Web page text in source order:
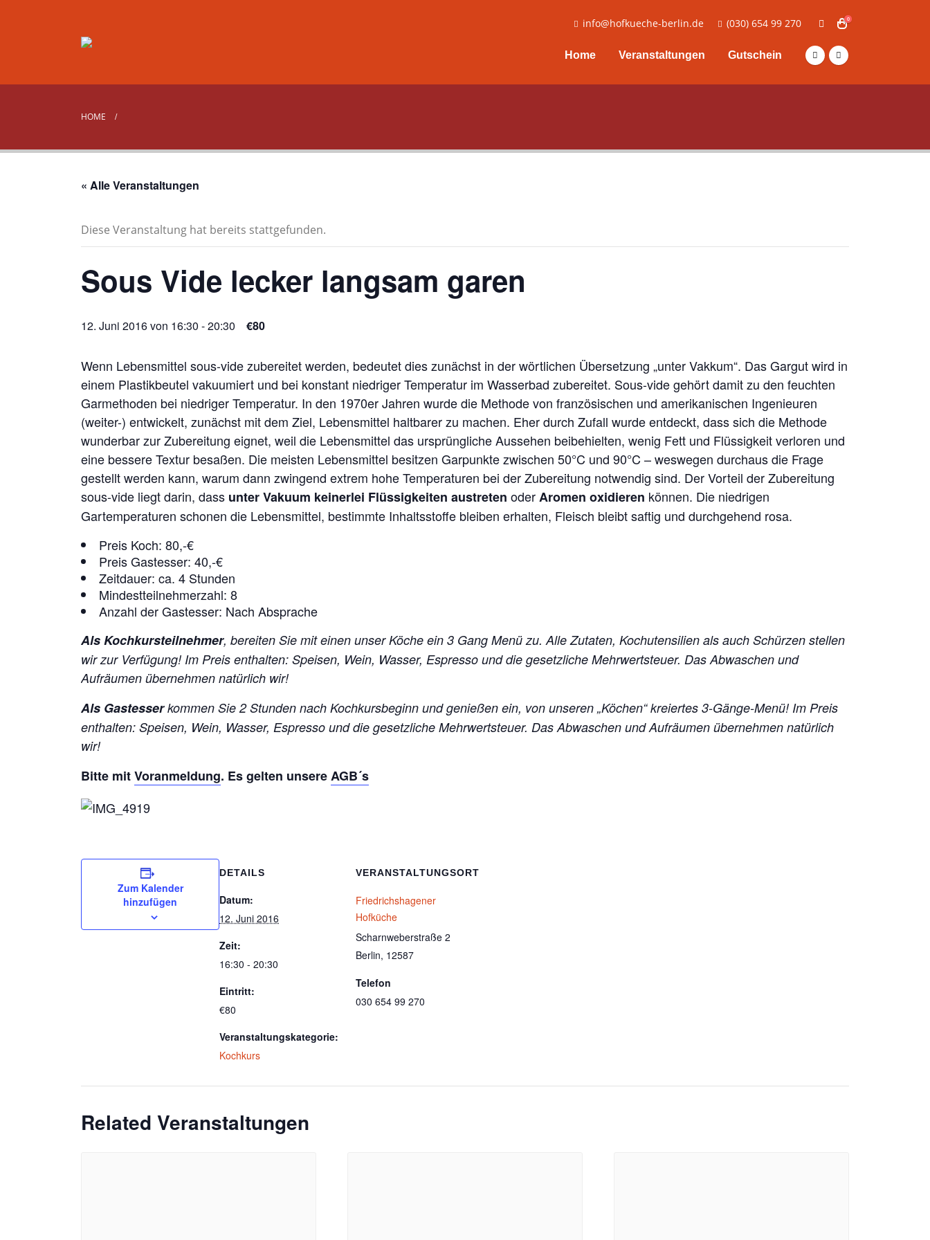
info@hofkueche-berlin.de (030) 654 99 270 0
Home Veranstaltungen Gutschein
HOME
« Alle Veranstaltungen
Diese Veranstaltung hat bereits stattgefunden.
Sous Vide lecker langsam garen
12. Juni 2016 von 16:30 -20:30 €80
Wenn Lebensmittel sous-vide zubereitet werden, bedeutet dies zunächst in der wörtlichen Übersetzung „unter Vakkum“. Das Gargut wird in
einem Plastikbeutel vakuumiert und bei konstant niedriger Temperatur im Wasserbad zubereitet. Sous-vide gehört damit zu den feuchten
Garmethoden bei niedriger Temperatur. In den 1970er Jahren wurde die Methode von französischen und amerikanischen Ingenieuren
(weiter-) entwickelt, zunächst mit dem Ziel, Lebensmittel haltbarer zu machen. Eher durch Zufall wurde entdeckt, dass sich die Methode
wunderbar zur Zubereitung eignet, weil die Lebensmittel das ursprüngliche Aussehen beibehielten, wenig Fett und Flüssigkeit verloren und
eine bessere Textur besaßen. Die meisten Lebensmittel besitzen Garpunkte zwischen 50°C und 90°C – weswegen durchaus die Frage
gestellt werden kann, warum dann zwingend extrem hohe Temperaturen bei der Zubereitung notwendig sind. Der Vorteil der Zubereitung
sous-vide liegt darin, dass unter Vakuum keinerlei Flüssigkeiten austreten oderAromen oxidieren können. Die niedrigen
Gartemperaturen schonen die Lebensmittel, bestimmte Inhaltsstoffe bleiben erhalten, Fleisch bleibt saftig und durchgehend rosa.
Preis Koch: 80,-€
Preis Gastesser: 40,-€
Zeitdauer: ca. 4 Stunden
Mindestteilnehmerzahl: 8
Anzahl der Gastesser: Nach Absprache
Als Kochkursteilnehmer, bereiten Sie mit einen unser Köche ein 3 Gang Menü zu. Alle Zutaten, Kochutensilien als auch Schürzen stellen
wir zur Verfügung! Im Preis enthalten: Speisen, Wein, Wasser, Espresso und die gesetzliche Mehrwertsteuer. Das Abwaschen und
Aufräumen übernehmen natürlich wir!
Als Gastesserkommen Sie 2 Stunden nach Kochkursbeginn und genießen ein, von unseren „Köchen“ kreiertes 3-Gänge-Menü! Im Preis
enthalten: Speisen, Wein, Wasser, Espresso und die gesetzliche Mehrwertsteuer. Das Abwaschen und Aufräumen übernehmen natürlich
wir!
Bitte mitVoranmeldung. Es gelten unsereAGB´s
Zum Kalender
hinzufügen
DETAILS
Datum:
12. Juni 2016
Zeit:
16:30 - 20:30
Eintritt:
€80
Veranstaltungskategorie:
Kochkurs
VERANSTALTUNGSORT
Friedrichshagener
Hofküche
Scharnweberstraße 2
Berlin, 12587
Telefon
030 654 99 270
Related Veranstaltungen